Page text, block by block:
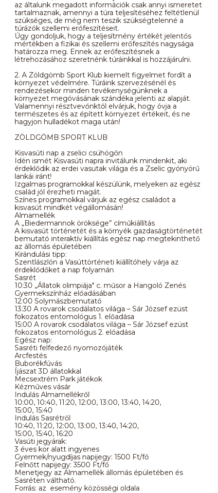
az általunk megadott információk csak annyi ismeretet
tartalmaznak, amennyi a túra teljesítéséhez feltétlenül
szükséges, de még nem teszik szükségtelenné a
túrázók szellemi erőfeszítéseit.
Úgy gondoljuk, hogy a teljesítmény értékét jelentős
mértékben a fizikai és szellemi erőfeszítés nagysága
határozza meg. Ennek az erőfeszítésnek a
létrehozásához szeretnénk túráinkkal is hozzájárulni.
2. A Zöldgömb Sport Klub kiemelt figyelmet fordít a
környezet védelmére. Túráink szervezésénél és
rendezésekor minden tevékenységünknek a
környezet megóvásának szándéka jelenti az alapját.
Valamennyi résztvevőnktől elvárjuk, hogy óvja a
természetes és az épített környezet értékeit, és ne
hagyjon hulladékot maga után!
ZÖLDGÖMB SPORT KLUB
Kisvasúti nap a zselici csühögőn
Idén ismét Kisvasúti napra invitálunk mindenkit, aki
érdeklődik az erdei vasutak világa és a Zselic gyönyörű
lankái iránt!
Izgalmas programokkal készülünk, melyeken az egész
család jól érezheti magát.
Színes programokkal várjuk az egész családot a
kisvasút mindkét végállomásán!
Almamellék
A „Biedermannok öröksége” címűkiállítás
A kisvasút történetét és a környék gazdaságtörténetét
bemutató interaktív kiállítás egész nap megtekinthető
az állomás épületében
Kirándulási tipp:
Szentlászlón a Vasúttörténeti kiállítóhely várja az
érdeklődőket a nap folyamán
Sasrét
10:30 „Állatok olimpiája" c. műsor a Hangoló Zenés
Gyermekszínház előadásában
12:00 Solymászbemutató
13:30 A rovarok csodálatos világa – Sár József ezüst
fokozatos entomológus 1. előadása
15:00 A rovarok csodálatos világa – Sár József ezüst
fokozatos entomológus 2. előadása
Egész nap:
Sasréti felfedező nyomozójáték
Arcfestés
Buborékfúvás
Íjászat 3D állatokkal
Mecsextrém Park játékok
Kézműves vásár
Indulás Almamellékről
10:00, 10:40, 11:20, 12:00, 13:00, 13:40, 14:20,
15:00, 15:40
Indulás Sasrétről
10:40, 11:20, 12:00, 13:00, 13:40, 14:20,
15:00, 15:40, 16:20
Vasúti jegyárak:
3 éves kor alatt ingyenes
Gyermek/nyugdíjas napijegy: 1500 Ft/fő
Felnőtt napijegy: 3500 Ft/fő
Menetjegy az Almamellék állomás épületében és
Sasréten váltható.
Forrás: az esemény közösségi oldala